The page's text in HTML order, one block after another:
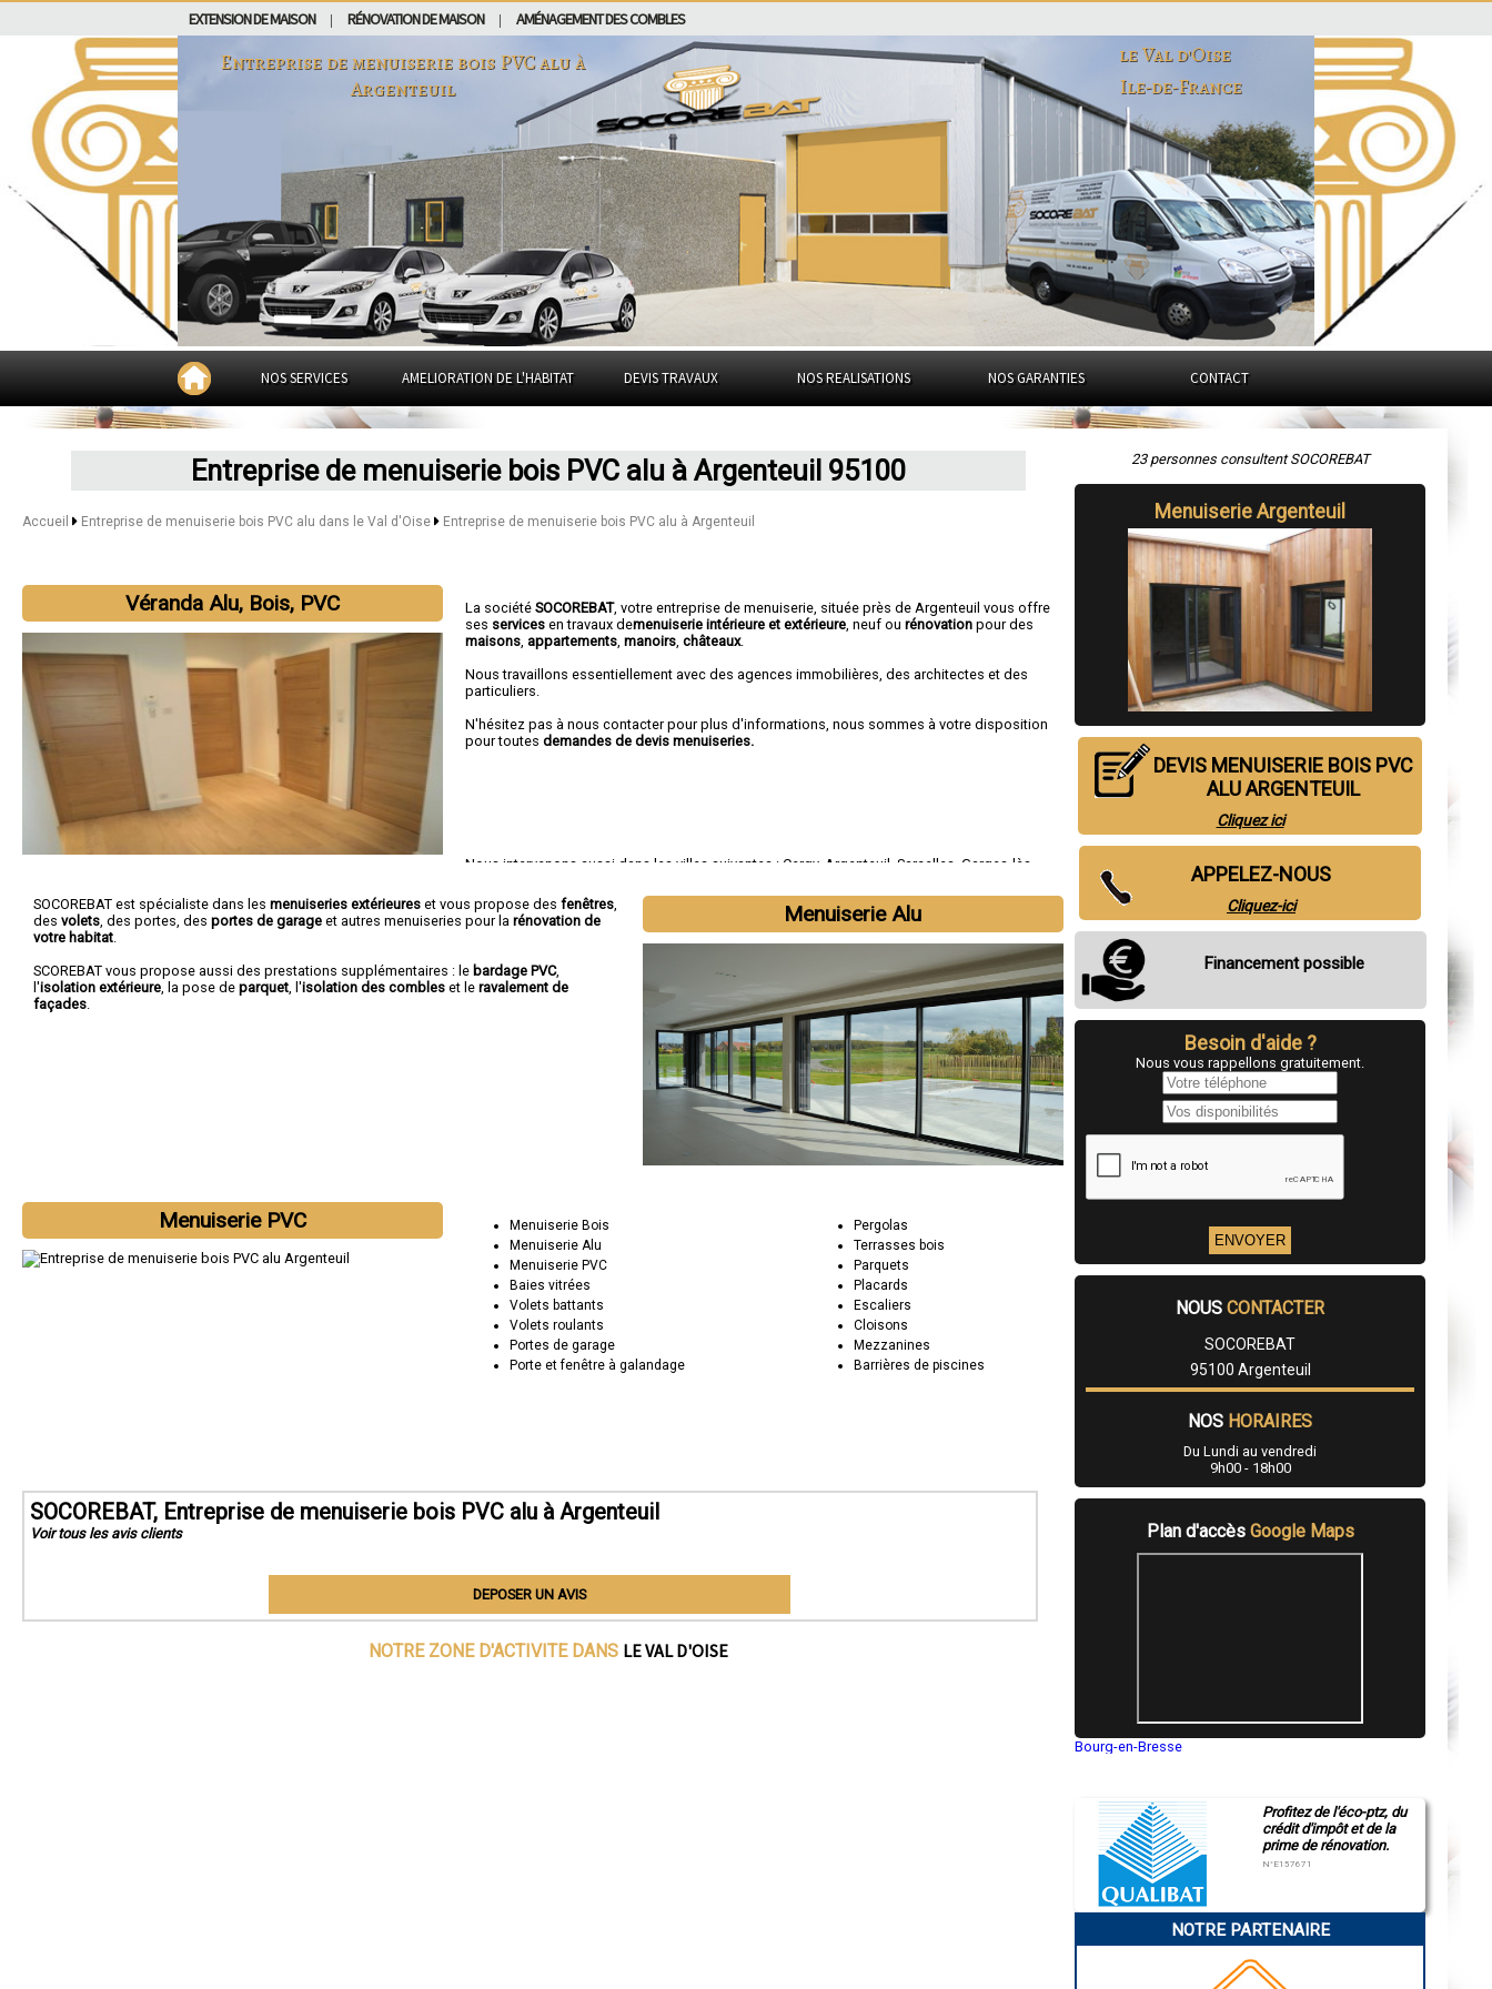
EXTENSION DE MAISON RÉNOVATION DE MAISON AMÉNAGEMENT DES COMBLES
Entreprise de menuiserie bois PVC alu à
Argenteuil
le Val d'Oise
Ile-de-France
NOS SERVICES AMELIORATION DE L'HABITAT DEVIS TRAVAUX NOS REALISATIONS NOS GARANTIES CONTACT
Entreprise de menuiserie bois PVC alu à Argenteuil 95100
Accueil Entreprise de menuiserie bois PVC alu dans le Val d'Oise Entreprise de menuiserie bois PVC alu à Argenteuil
Véranda Alu, Bois, PVC La sociétéSOCOREBAT,votre entreprise de menuiserie , située près de Argenteuil vous offre
ses services en travaux demenuiserie intérieure et extérieure , neuf ourénovation pour des
maisons appartements ,manoirs ,châteaux.
Nous travaillons essentiellement avec des agences immobilières, des architectes et des
particuliers.
N'hésitez pas à nous contacter pour plus d'informations, nous sommes à votre disposition
pour toutesdemandes de devis menuiseries.
Nous intervenons aussi dans les villes suivantes : Cergy, Argenteuil ,Sarcelles Garges-lès-
Menuiserie Alu
SOCOREBAT est spécialiste dans les menuiseries extérieures et vous propose des fenêtres,
des volets, des portes, des portes de garage et autres menuiseries pour la rénovation de
votre habitat.
SCOREBAT vous propose aussi des prestations supplémentaires : le bardage PVC,
l'isolation extérieure, la pose de parquet, l'isolation des combles et le ravalement de
façades.
Menuiserie PVC
Menuiserie Bois
Menuiserie Alu
Menuiserie PVC
Baies vitrées
Volets battants
Volets roulants
Portes de garage
Porte et fenêtre à galandage
Pergolas
Terrasses bois
Parquets
Placards
Escaliers
Cloisons
Mezzanines
Barrières de piscines
SOCOREBAT, Entreprise de menuiserie bois PVC alu à Argenteuil
Voir tous les avis clients
DEPOSER UN AVIS
NOTRE ZONE D'ACTIVITE DANS LE VAL D'OISE
23 personnes consultent SOCOREBAT
Menuiserie Argenteuil
DEVIS MENUISERIE BOIS PVC
ALU ARGENTEUIL
Cliquez ici
APPELEZ-NOUS
Cliquez-ici
Financement possible
Besoin d'aide ?
Nous vous rappellons gratuitement.
NOUS CONTACTER
SOCOREBAT
95100 Argenteuil
NOS HORAIRES
Du Lundi au vendredi
9h00 - 18h00
Plan d'accès Google Maps
Bourg-en-Bresse
Gap
Nice
Annonay
Charleville-Mézières
Troyes
Narbonne
Marseille
Profitez de l'éco-ptz, du
crédit d'impôt et de la
prime de rénovation.
N°E157671
NOTRE PARTENAIRE